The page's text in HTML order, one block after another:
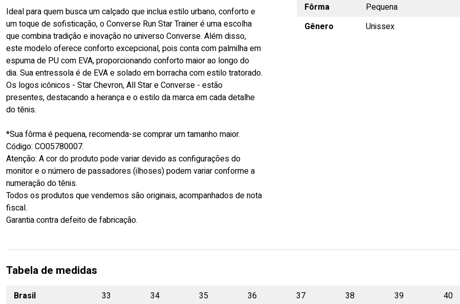
Ideal para quem busca um calçado que inclua estilo urbano, conforto e
um toque de sofisticação, o Converse Run Star Trainer é uma escolha
que combina tradição e inovação no universo Converse. Além disso,
este modelo oferece conforto excepcional, pois conta com palmilha em
espuma de PU com EVA, proporcionando conforto maior ao longo do
dia. Sua entressola é de EVA e solado em borracha com estilo tratorado.
Os logos icônicos - Star Chevron, All Star e Converse - estão
presentes, destacando a herança e o estilo da marca em cada detalhe
do tênis.
*Sua fôrma é pequena, recomenda-se comprar um tamanho maior.
Código: CO05780007.
Atenção: A cor do produto pode variar devido as configurações do
monitor e o número de passadores (ilhoses) podem variar conforme a
numeração do tênis.
Todos os produtos que vendemos são originais, acompanhados de nota
fiscal.
Garantia contra defeito de fabricação.
Fôrma
Pequena
Gênero
Unissex
Tabela de medidas
Brasil 33 34 35 36 37 38 39 40